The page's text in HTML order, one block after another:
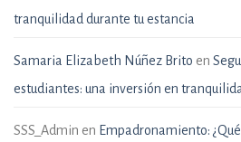
tranquilidad durante tu estancia
Samaria Elizabeth Núñez Brito en
estudiantes: una inversión en
SSS_Admin en Empadronamiento: